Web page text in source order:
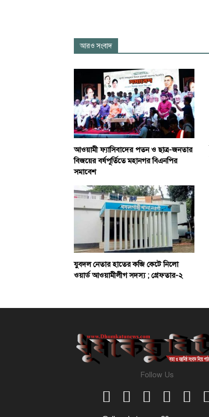
আরও সংবাদ
আওয়ামী ফ্যাসিবাদের পতন ও ছাত্র-জনতার
বিজয়ের বর্ষপূর্তিতে মহানগর বিএনপির
সমাবেশ
যুবদল নেতার হাতের কব্জি কেটে নিলো
ওয়ার্ড আওয়ামীলীগ সদস্য ; গ্রেফতার-২
Follow Us